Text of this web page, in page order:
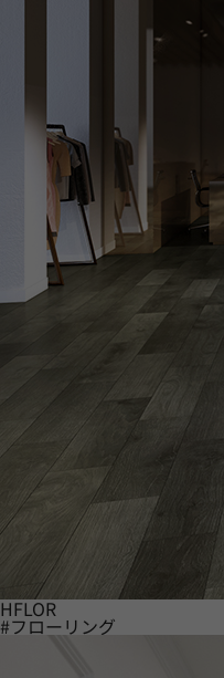
HFLOR
#フローリング